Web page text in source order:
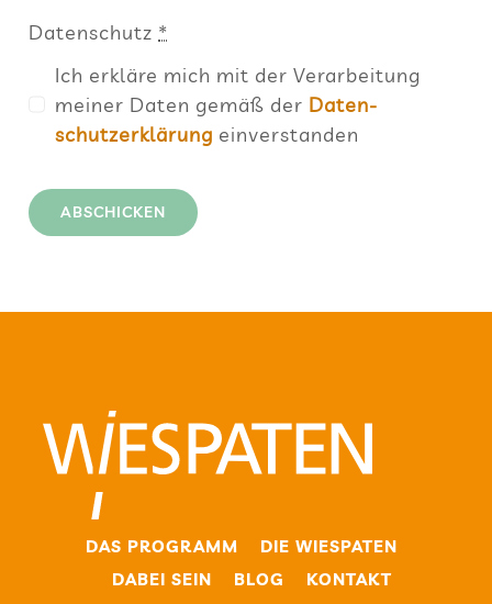
Daten­schutz *
Ich erkläre mich mit der Ver­ar­bei­tung
mei­ner Daten gemäß der Daten­
schutz­er­klä­rung einverstanden
ABSCHICKEN
DAS PRO­GRAMM
DIE WIE­SPA­TEN
DABEI SEIN
BLOG KON­TAKT